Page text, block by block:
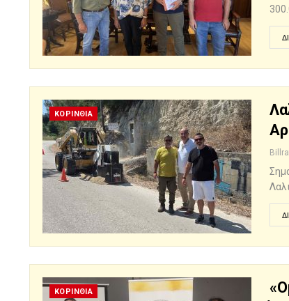
ΚΟΡΙΝΘΙΑ
ΚΟΡΙΝΘΙΑ